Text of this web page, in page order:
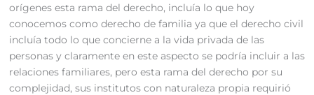
orígenes esta rama del derecho, incluía lo que hoy
conocemos como derecho de familia ya que el derecho civil
incluía todo lo que concierne a la vida privada de las
personas y claramente en este aspecto se podría incluir a las
relaciones familiares, pero esta rama del derecho por su
complejidad, sus institutos con naturaleza propia requirió